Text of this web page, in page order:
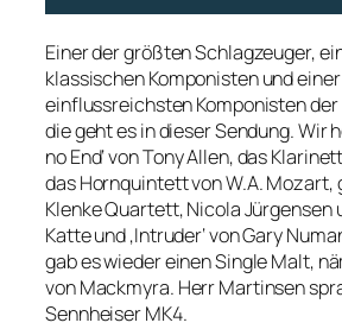
Einer der größten Schlagzeuger,
klassischen Komponisten und
einflussreichsten Komponisten der
die geht es in dieser Sendung. Wir
no End‘ von Tony Allen, das
das Hornquintett von W.A. Mozart,
Klenke Quartett, Nicola Jürgensen
Katte und ‚Intruder‘ von Gary
gab es wieder einen Single Malt,
von Mackmyra. Herr Martinsen
Sennheiser MK4.